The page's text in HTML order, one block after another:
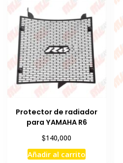
Protector de radiador
para YAMAHA R6
$140,000
Añadir al carrito